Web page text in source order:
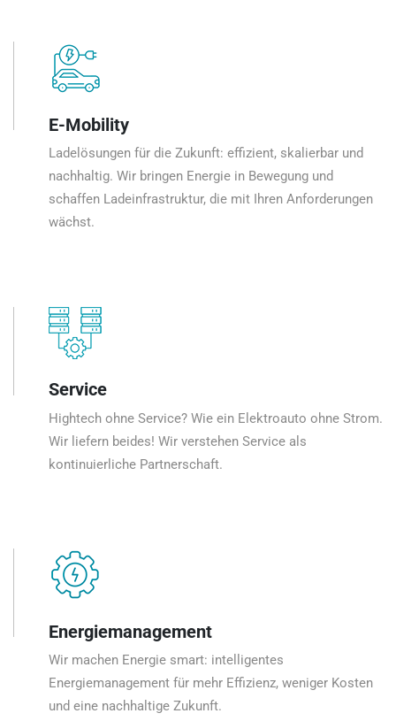
E-Mobility
Ladelösungen für die Zukunft: effizient, skalierbar und
nachhaltig. Wir bringen Energie in Bewegung und
schaffen Ladeinfrastruktur, die mit Ihren Anforderungen
wächst.
Service
Hightech ohne Service? Wie ein Elektroauto ohne Strom.
Wir liefern beides! Wir verstehen Service als
kontinuierliche Partnerschaft.
Energiemanagement
Wir machen Energie smart: intelligentes
Energiemanagement für mehr Effizienz, weniger Kosten
und eine nachhaltige Zukunft.